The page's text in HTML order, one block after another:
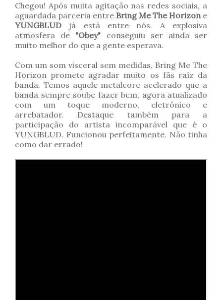
Chegou! Após muita agitação nas redes sociais, a
aguardada parceria entre Bring Me The Horizone
YUNGBLUD já está entre nós. A explosiva
atmosfera de "Obey" conseguiu ser ainda ser
muito melhor do que a gente esperava.
Com um som visceral sem medidas, Bring Me The
Horizon promete agradar muito os fãs raíz da
banda. Temos aquele metalcore acelerado que a
banda sempre soube fazer bem, agora atualizado
com um toque moderno, eletrônico e
arrebatador. Destaque também para a
participação do artista incomparável que é o
YUNGBLUD. Funcionou perfeitamente. Não tinha
como dar errado!